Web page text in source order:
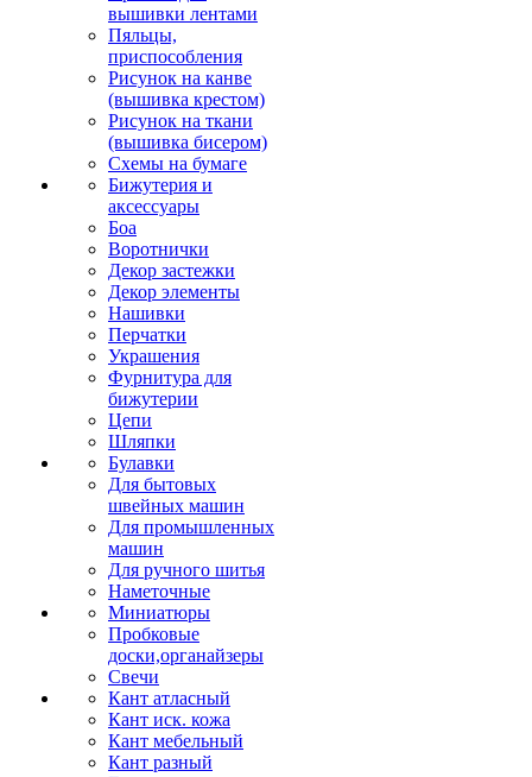
вышивки лентами
Пяльцы,
приспособления
Рисунок на канве
(вышивка крестом)
Рисунок на ткани
(вышивка бисером)
Схемы на бумаге
Бижутерия и
аксессуары
Боа
Воротнички
Декор застежки
Декор элементы
Нашивки
Перчатки
Украшения
Фурнитура для
бижутерии
Цепи
Шляпки
Булавки
Для бытовых
швейных машин
Для промышленных
машин
Для ручного шитья
Наметочные
Миниатюры
Пробковые
доски,органайзеры
Свечи
Кант атласный
Кант иск. кожа
Кант мебельный
Кант разный